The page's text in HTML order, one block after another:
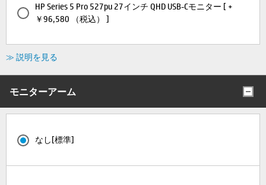
HP Series 5 Pro 527pu 27インチ QHD USB-Cモニター [ +
￥96,580 （税込） ]
≫ 説明を見る
モニターアーム
なし[標準]